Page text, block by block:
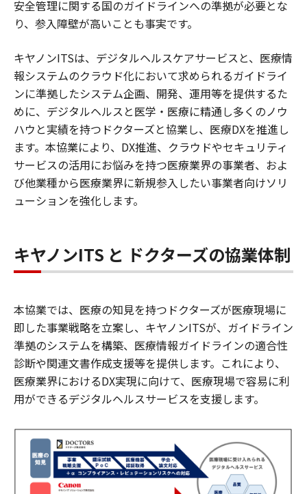
安全管理に関する国のガイドラインへの準拠が必要とな
り、参入障壁が高いことも事実です。
キヤノンITSは、デジタルヘルスケアサービスと、医療情
報システムのクラウド化において求められるガイドライ
ンに準拠したシステム企画、開発、運用等を提供するた
めに、デジタルヘルスと医学・医療に精通し多くのノウ
ハウと実績を持つドクターズと協業し、医療DXを推進し
ます。本協業により、DX推進、クラウドやセキュリティ
サービスの活用にお悩みを持つ医療業界の事業者、およ
び他業種から医療業界に新規参入したい事業者向けソリ
ューションを強化します。
キヤノンITS と ドクターズの協業体制
本協業では、医療の知見を持つドクターズが医療現場に
即した事業戦略を立案し、キヤノンITSが、ガイドライン
準拠のシステムを構築、医療情報ガイドラインの適合性
診断や関連文書作成支援等を提供します。これにより、
医療業界におけるDX実現に向けて、医療現場で容易に利
用ができるデジタルヘルスサービスを支援します。